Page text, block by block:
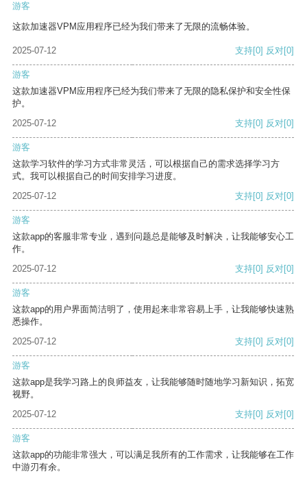
游客
这款加速器VPM应用程序已经为我们带来了无限的流畅体验。
2025-07-12 支持[0] 反对[0]
游客
这款加速器VPM应用程序已经为我们带来了无限的隐私保护和安全性保
护。
2025-07-12
支持[0] 反对[0]
游客
这款学习软件的学习方式非常灵活，可以根据自己的需求选择学习方
式。我可以根据自己的时间安排学习进度。
2025-07-12
支持[0] 反对[0]
游客
这款app的客服非常专业，遇到问题总是能够及时解决，让我能够安心工
作。
2025-07-12
支持[0] 反对[0]
游客
这款app的用户界面简洁明了，使用起来非常容易上手，让我能够快速熟
悉操作。
2025-07-12
支持[0] 反对[0]
游客
这款app是我学习路上的良师益友，让我能够随时随地学习新知识，拓宽
视野。
2025-07-12
支持[0] 反对[0]
游客
这款app的功能非常强大，可以满足我所有的工作需求，让我能够在工作
中游刃有余。